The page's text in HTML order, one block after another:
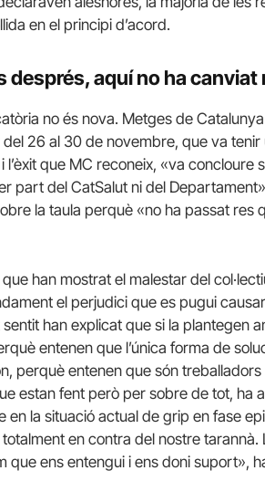
en el principi d’acord.
després, aquí no ha canviat
no és nova. Metges de
26 al 30 de novembre, que va
l’èxit que MC reconeix, «va
part del CatSalut ni del
la taula perquè «no ha passat res
han mostrat el malestar del
el perjudici que es pugui
han explicat que si la plantegen
entenen que l’única forma de
perquè entenen que són
estan fent però per sobre de tot, ha
en la situació actual de grip en fase
en contra del nostre
que ens entengui i ens doni suport»,